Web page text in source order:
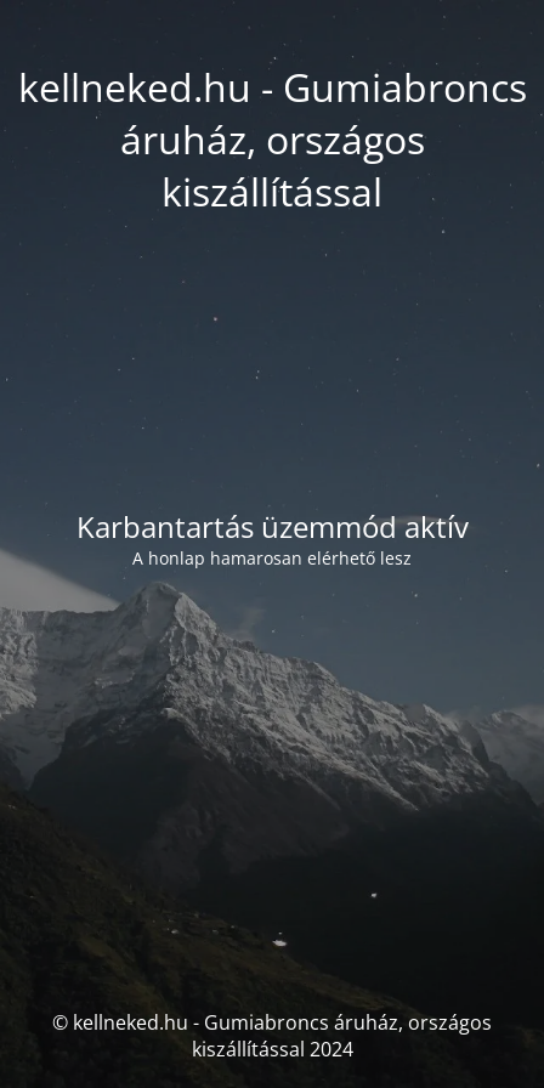
kellneked.hu - Gumiabroncs
áruház, országos
kiszállítással
Karbantartás üzemmód aktív
A honlap hamarosan elérhető lesz
© kellneked.hu - Gumiabroncs áruház, országos
kiszállítással 2024